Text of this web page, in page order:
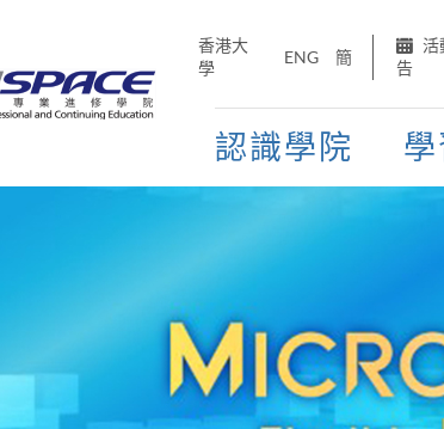
香港大
學
ENG 簡
活
告
認識學院 學